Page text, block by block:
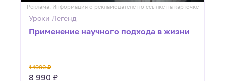
Реклама. Информация о рекламодателе по ссылке на карточке
Уроки Легенд
Применение научного подхода в жизни
14990 ₽
8 990 ₽